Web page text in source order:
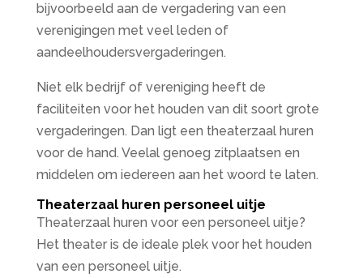
bijvoorbeeld aan de vergadering van een
verenigingen met veel leden of
aandeelhoudersvergaderingen.
Niet elk bedrijf of vereniging heeft de
faciliteiten voor het houden van dit soort grote
vergaderingen. Dan ligt een theaterzaal huren
voor de hand. Veelal genoeg zitplaatsen en
middelen om iedereen aan het woord te laten.
Theaterzaal huren personeel uitje
Theaterzaal huren voor een personeel uitje?
Het theater is de ideale plek voor het houden
van een personeel uitje.